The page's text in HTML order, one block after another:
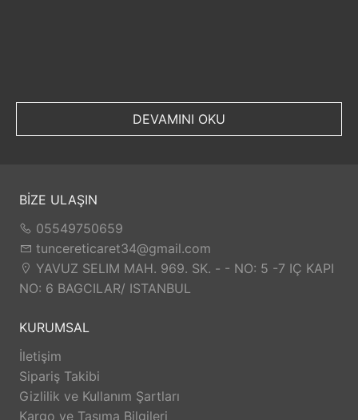
DEVAMINI OKU
BİZE ULAŞIN
05549750659
tuncereticaret34@gmail.com
YAVUZ SELIM MAH. 969. SK. - - NO: 5 -7 IÇ KAPI
NO: 6 BAGCILAR/ ISTANBUL
KURUMSAL
İletişim
Sipariş Takibi
Gizlilik ve Kullanım Şartları
Kargo ve Taşıma Bilgileri